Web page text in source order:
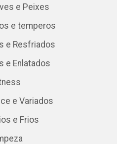
e Peixes
e temperos
e Resfriados
e Enlatados
e Variados
e Frios